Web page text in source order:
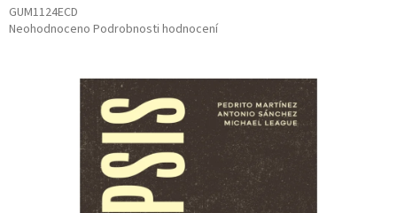
GUM1124ECD
Průměrné
Neohodnoceno Podrobnosti hodnocení